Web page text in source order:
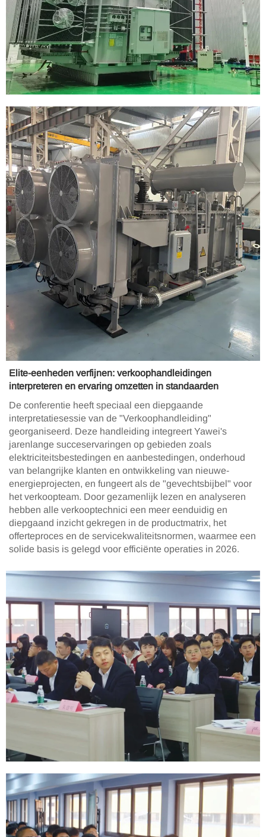
Elite-eenheden verfijnen: verkoophandleidingen
interpreteren en ervaring omzetten in standaarden
De conferentie heeft speciaal een diepgaande
interpretatiesessie van de "Verkoophandleiding"
georganiseerd. Deze handleiding integreert Yawei's
jarenlange succeservaringen op gebieden zoals
elektriciteitsbestedingen en aanbestedingen, onderhoud
van belangrijke klanten en ontwikkeling van nieuwe-
energieprojecten, en fungeert als de "gevechtsbijbel" voor
het verkoopteam. Door gezamenlijk lezen en analyseren
hebben alle verkooptechnici een meer eenduidig en
diepgaand inzicht gekregen in de productmatrix, het
offerteproces en de servicekwaliteitsnormen, waarmee een
solide basis is gelegd voor efficiënte operaties in 2026.